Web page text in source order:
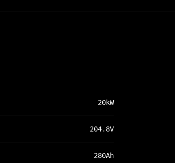
20kW
204.8V
280Ah